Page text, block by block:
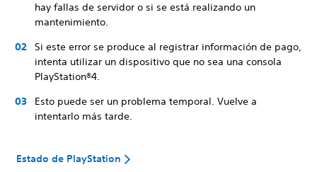
hay fallas de servidor o si se está realizando un
mantenimiento.
Si este error se produce al registrar información de pago,
intenta utilizar un dispositivo que no sea una consola
PlayStation®4.
Esto puede ser un problema temporal. Vuelve a
intentarlo más tarde.
Estado de PlayStation